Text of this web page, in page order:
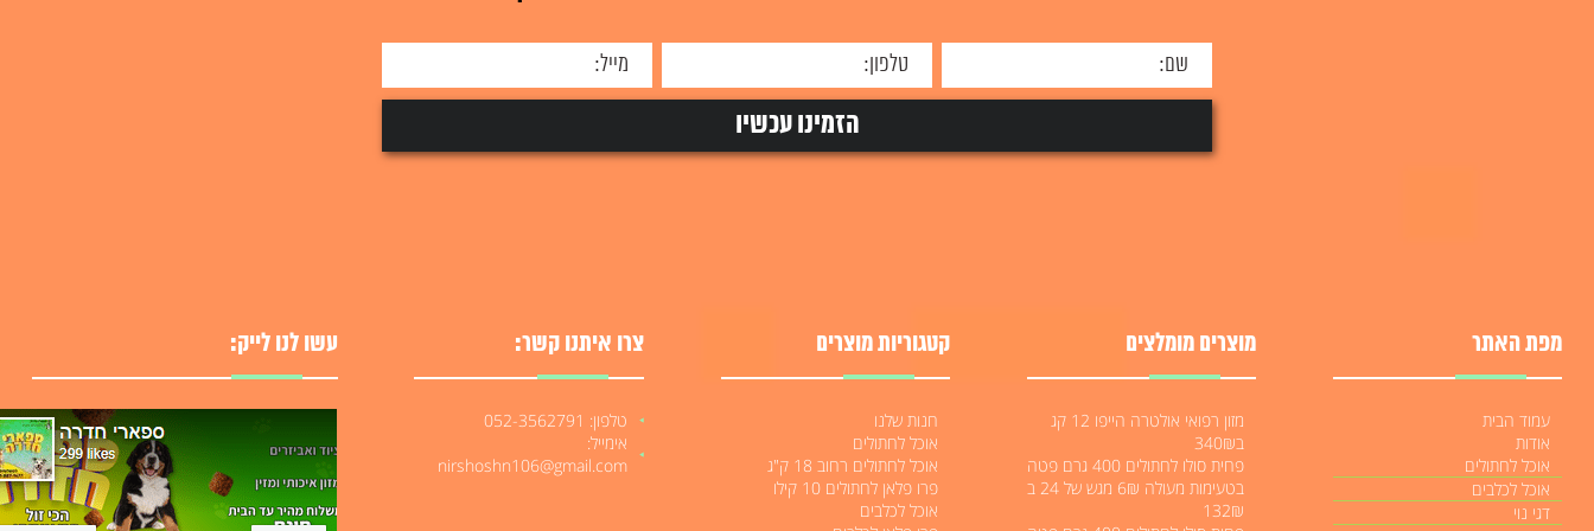
מפת האתר
עמוד הבית
אודות
אוכל לחתולים
אוכל לכלבים
דגי נוי
מוצרים מומלצים
מזון רפואי אולטרה הייפו 12 קג
ב340₪
פחית סולו לחתולים 400 גרם פטה
בטעימות מעולה 6₪ מגש של 24 ב
132₪
קטגוריות מוצרים
חנות שלנו
אוכל לחתולים
אוכל לחתולים רחוב 18 ק"ג
פרו פלאן לחתולים 10 קילו
אוכל לכלבים
צרו איתנו קשר:
טלפון: 052-3562791
אימייל:
nirshoshn106@gmail.com
עשו לנו לייק: